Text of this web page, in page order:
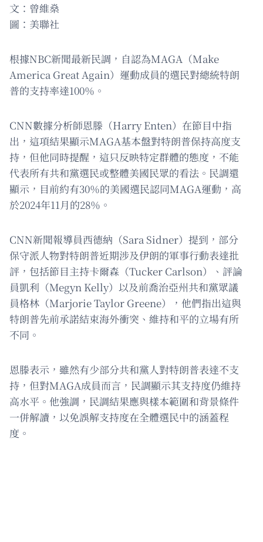
文：曾維燊
圖：美聯社
根據NBC新聞最新民調，自認為MAGA（Make
America Great Again）運動成員的選民對總統特朗
普的支持率達100％。
CNN數據分析師恩滕（Harry Enten）在節目中指
出，這項結果顯示MAGA基本盤對特朗普保持高度支
持，但他同時提醒，這只反映特定群體的態度，不能
代表所有共和黨選民或整體美國民眾的看法。民調還
顯示，目前約有30％的美國選民認同MAGA運動，高
於2024年11月的28％。
CNN新聞報導員西德納（Sara Sidner）提到，部分
保守派人物對特朗普近期涉及伊朗的軍事行動表達批
評，包括節目主持卡爾森（Tucker Carlson）、評論
員凱利（Megyn Kelly）以及前喬治亞州共和黨眾議
員格林（Marjorie Taylor Greene），他們指出這與
特朗普先前承諾結束海外衝突、維持和平的立場有所
不同。
恩滕表示，雖然有少部分共和黨人對特朗普表達不支
持，但對MAGA成員而言，民調顯示其支持度仍維持
高水平。他強調，民調結果應與樣本範圍和背景條件
一併解讀，以免誤解支持度在全體選民中的涵蓋程
度。